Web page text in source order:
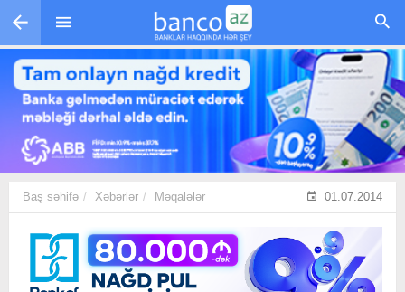
Skip to main content
Baş səhifə Xəbərlər Məqalələr 01.07.2014